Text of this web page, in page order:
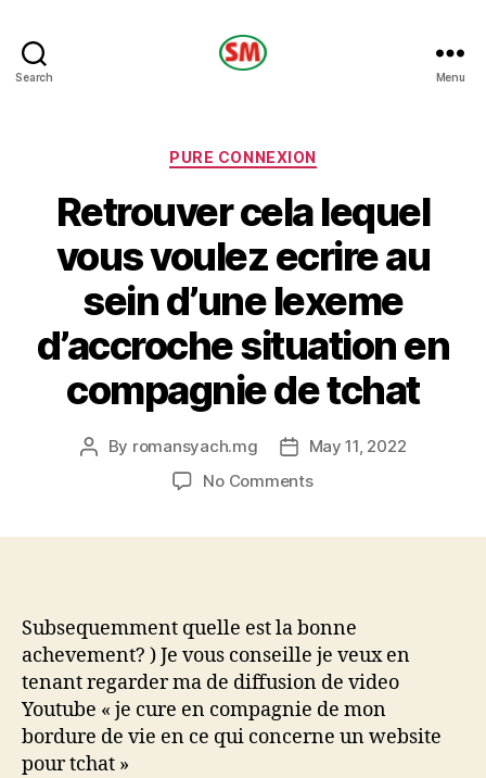
Search Menu
Categories
PURE CONNEXION
Retrouver cela lequel
vous voulez ecrire au
sein d’une lexeme
d’accroche situation en
compagnie de tchat
Post
By romansyach.mg
PostMay 11, 2022
No Commentson
ecrire
au
sein
d’une
lexeme
d’accroche
Subsequemment quelle est la bonne
achevement? ) Je vous conseille je veux en
tenant regarder ma de diffusion de video
Youtube « je cure en compagnie de mon
bordure de vie en ce qui concerne un website
pour tchat »